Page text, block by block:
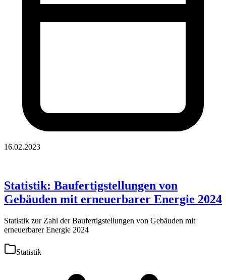
16.02.2023
Statistik: Baufertigstellungen von
Gebäuden mit erneuerbarer Energie 2024
Statistik zur Zahl der Baufertigstellungen von Gebäuden mit
erneuerbarer Energie 2024
Statistik